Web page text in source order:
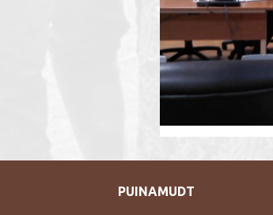
PUINAMUDT